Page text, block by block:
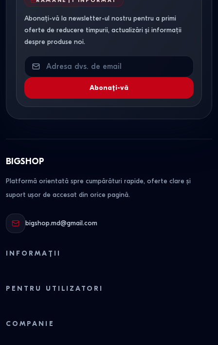
Abonați-vă la newsletter-ul nostru pentru a primi
oferte de reducere timpurii, actualizări și informații
despre produse noi.
Abonați-vă
BIGSHOP
Platformă orientată spre cumpărături rapide, oferte clare și
suport ușor de accesat din orice pagină.
bigshop.md@gmail.com
INFORMAȚII
PENTRU UTILIZATORI
COMPANIE